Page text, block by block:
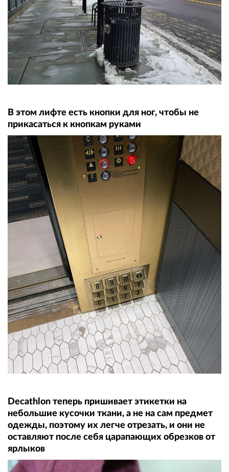
В этом лифте есть кнопки для ног, чтобы не
прикасаться к кнопкам руками
Decathlon теперь пришивает этикетки на
небольшие кусочки ткани, а не на сам предмет
одежды, поэтому их легче отрезать, и они не
оставляют после себя царапающих обрезков от
ярлыков